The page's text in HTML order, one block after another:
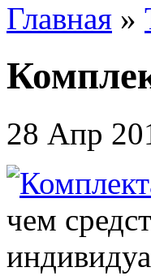
Главная »
28 Апр
чем